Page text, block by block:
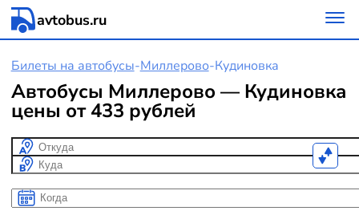
avtobus.ru
Билеты на автобусы-Миллерово-Кудиновка
Автобусы Миллерово — Кудиновка
цены от 433 рублей
Откуда
Куда
Когда
Когда